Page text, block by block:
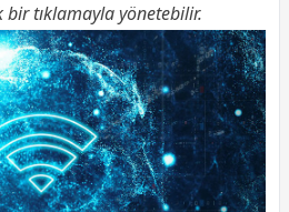
tıklamayla yönetebilir.